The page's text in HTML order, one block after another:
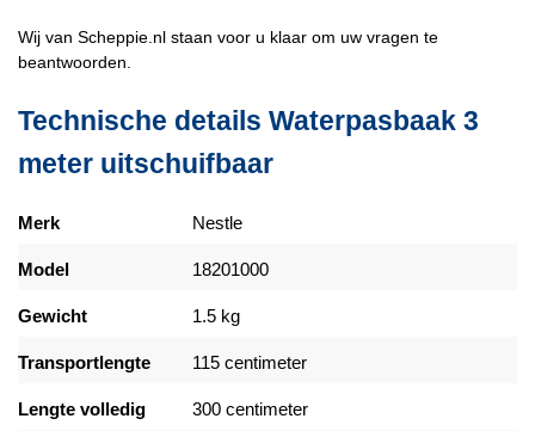
Wij van Scheppie.nl staan voor u klaar om uw vragen te
beantwoorden.
Technische details Waterpasbaak 3
meter uitschuifbaar
Merk Nestle
Model 18201000
Gewicht 1.5 kg
Transportlengte 115 centimeter
Lengte volledig 300 centimeter